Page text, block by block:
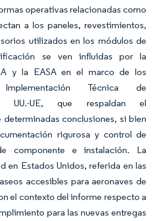
operativas relacionadas como
a los paneles, revestimientos,
utilizados en los módulos de
se ven influidas por la
y la EASA en el marco de los
Técnica de
UU.-UE, que respaldan el
conclusiones, si bien
rigurosa y control de
componente e instalación. La
en Estados Unidos, referida en las
accesibles para aeronaves de
el contexto del informe respecto a
para las nuevas entregas